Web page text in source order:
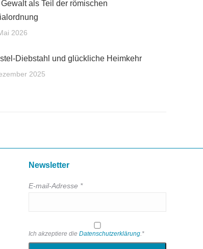
als Teil der römischen
2026
Diebstahl und glückliche Heimkehr
2025
Newsletter
E-mail-Adresse *
Ich akzeptiere die Datenschutzerklärung.*